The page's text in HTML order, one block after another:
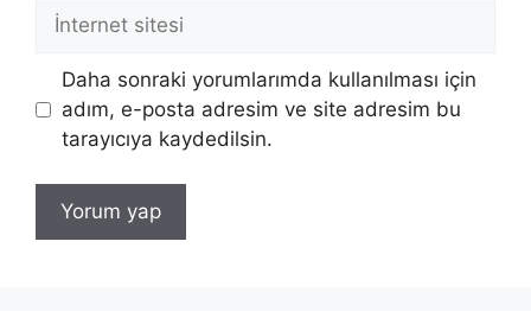
İnternet
sitesi
Daha sonraki yorumlarımda kullanılması için
adım, e-posta adresim ve site adresim bu
tarayıcıya kaydedilsin.